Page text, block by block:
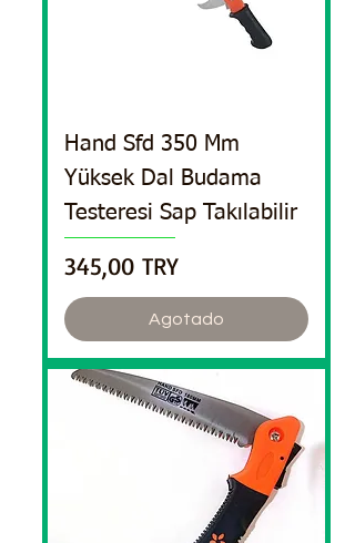
Hand Sfd 350 Mm
Yüksek Dal Budama
Testeresi Sap Takılabilir
Precio
345,00 TRY
Agotado